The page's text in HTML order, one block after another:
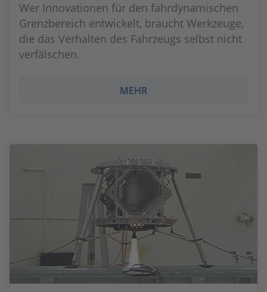
Wer Innovationen für den fahrdynamischen
Grenzbereich entwickelt, braucht Werkzeuge,
die das Verhalten des Fahrzeugs selbst nicht
verfälschen.
MEHR